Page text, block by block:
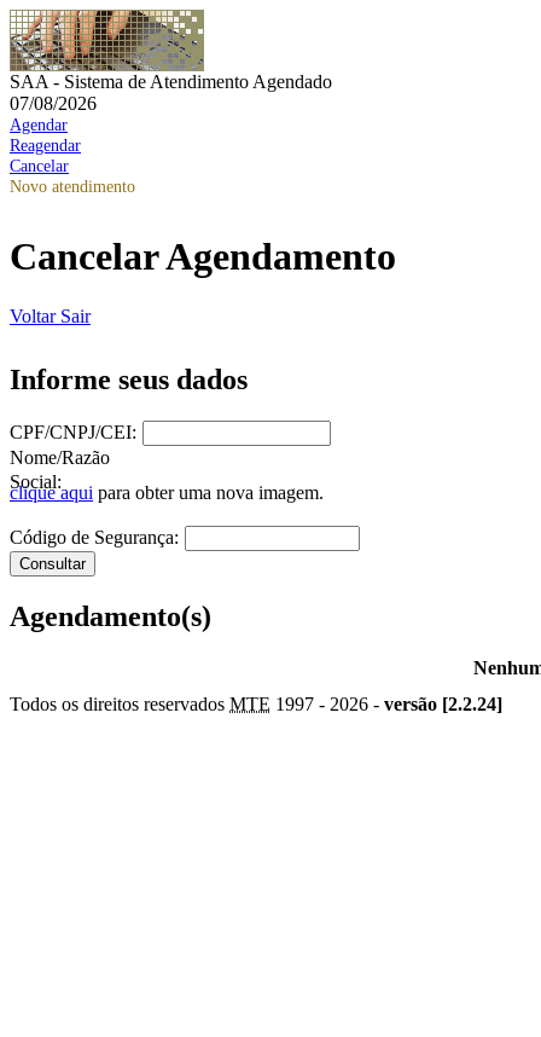
SAA - Sistema de Atendimento Agendado
07/08/2026
Agendar
Reagendar
Cancelar
Novo atendimento
Cancelar Agendamento
Voltar Sair
Informe seus dados
CPF/CNPJ/CEI:
Nome/Razão
Social:
clique aqui para obter uma nova imagem.
Código de Segurança:
Agendamento(s)
Todos os direitos reservados MTE 1997 - 2026 - versão [2.2.24]